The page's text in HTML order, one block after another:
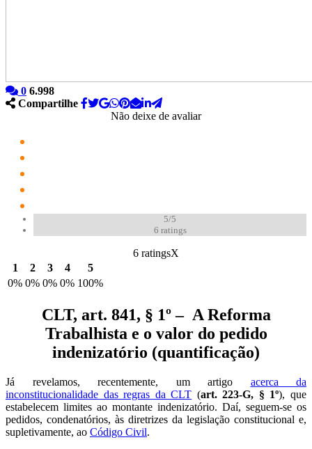
0 6.998
Compartilhe
Não deixe de avaliar
5/5
6 ratings
6 ratingsX
1
2 3 4
5
0% 0% 0% 0% 100%
CLT, art. 841, § 1º – A Reforma
Trabalhista e o valor do pedido
indenizatório (quantificação)
Já revelamos, recentemente, um artigo acerca da
inconstitucionalidade das regras da CLT (art. 223-G, § 1º), que
estabelecem limites ao montante indenizatório. Daí, seguem-se os
pedidos, condenatórios, às diretrizes da legislação constitucional e,
supletivamente, ao Código Civil.